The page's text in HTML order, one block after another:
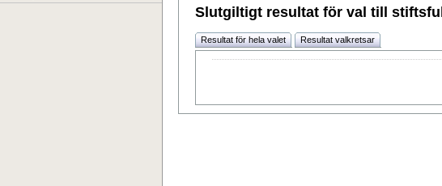
Slutgiltigt resultat för val till
Resultat för hela valet Resultat valkretsar